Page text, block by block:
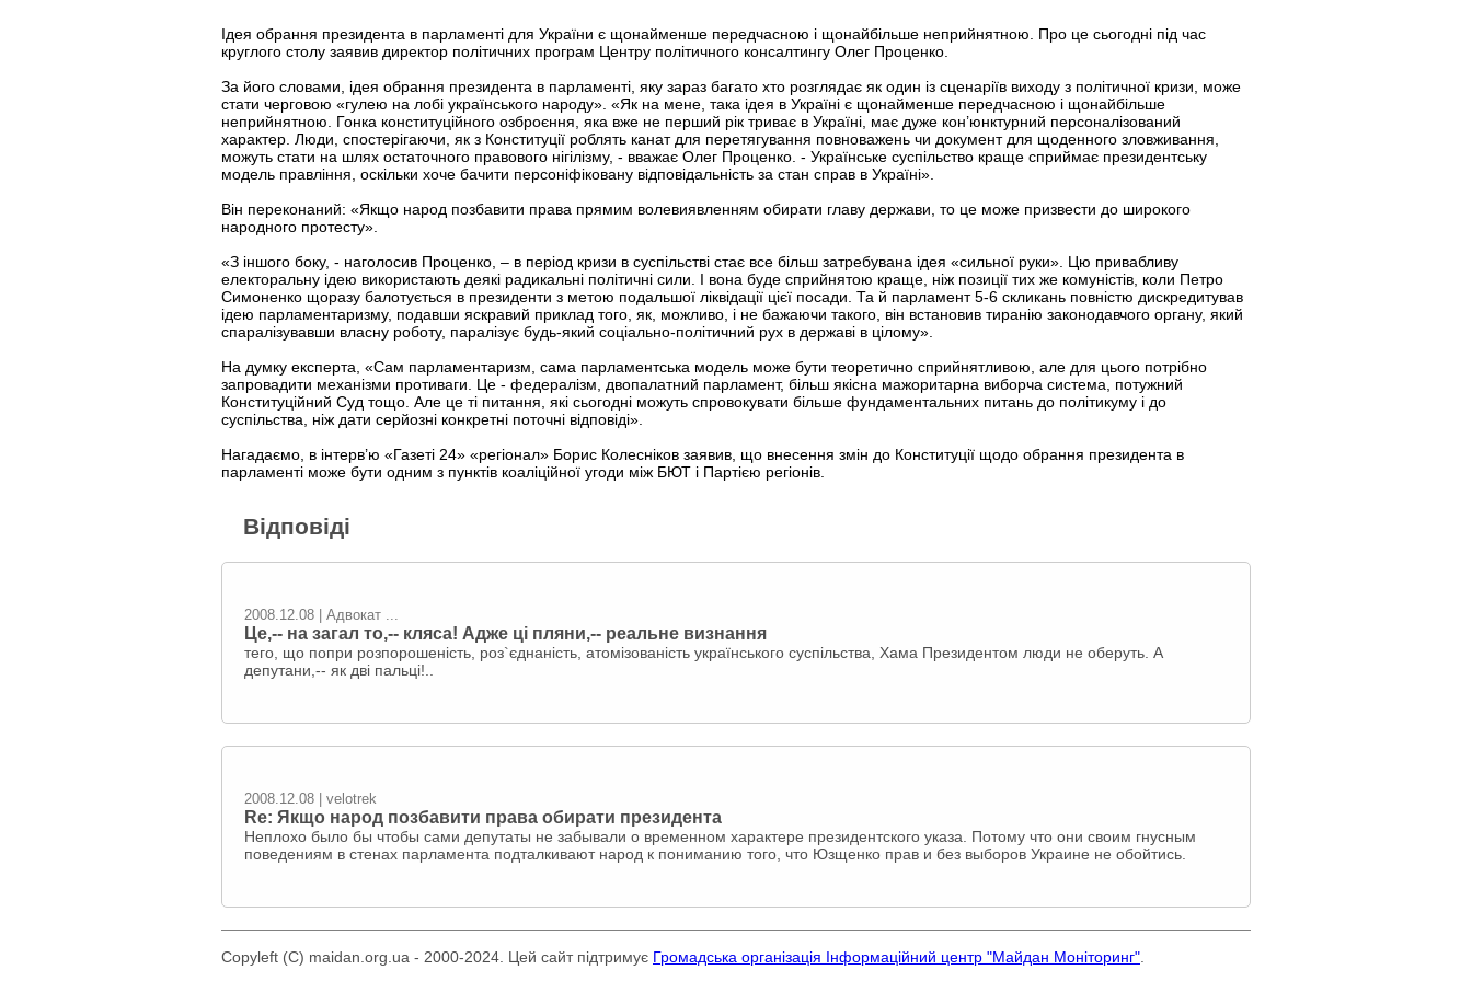
Ідея обрання президента в парламенті для України є щонайменше передчасною і щонайбільше неприйнятною. Про це сьогодні під час
круглого столу заявив директор політичних програм Центру політичного консалтингу Олег Проценко.
За його словами, ідея обрання президента в парламенті, яку зараз багато хто розглядає як один із сценаріїв виходу з політичної кризи, може
стати черговою «гулею на лобі українського народу». «Як на мене, така ідея в Україні є щонайменше передчасною і щонайбільше
неприйнятною. Гонка конституційного озброєння, яка вже не перший рік триває в Україні, має дуже кон’юнктурний персоналізований
характер. Люди, спостерігаючи, як з Конституції роблять канат для перетягування повноважень чи документ для щоденного зловживання,
можуть стати на шлях остаточного правового нігілізму, - вважає Олег Проценко. - Українське суспільство краще сприймає президентську
модель правління, оскільки хоче бачити персоніфіковану відповідальність за стан справ в Україні».
Він переконаний: «Якщо народ позбавити права прямим волевиявленням обирати главу держави, то це може призвести до широкого
народного протесту».
«З іншого боку, - наголосив Проценко, – в період кризи в суспільстві стає все більш затребувана ідея «сильної руки». Цю привабливу
електоральну ідею використають деякі радикальні політичні сили. І вона буде сприйнятою краще, ніж позиції тих же комуністів, коли Петро
Симоненко щоразу балотується в президенти з метою подальшої ліквідації цієї посади. Та й парламент 5-6 скликань повністю дискредитував
ідею парламентаризму, подавши яскравий приклад того, як, можливо, і не бажаючи такого, він встановив тиранію законодавчого органу, який
спаралізувавши власну роботу, паралізує будь-який соціально-політичний рух в державі в цілому».
На думку експерта, «Сам парламентаризм, сама парламентська модель може бути теоретично сприйнятливою, але для цього потрібно
запровадити механізми противаги. Це - федералізм, двопалатний парламент, більш якісна мажоритарна виборча система, потужний
Конституційний Суд тощо. Але це ті питання, які сьогодні можуть спровокувати більше фундаментальних питань до політикуму і до
суспільства, ніж дати серйозні конкретні поточні відповіді».
Нагадаємо, в інтерв’ю «Газеті 24» «регіонал» Борис Колесніков заявив, що внесення змін до Конституції щодо обрання президента в
парламенті може бути одним з пунктів коаліційної угоди між БЮТ і Партією регіонів.
Відповіді
2008.12.08 | Адвокат ...
Це,-- на загал то,-- кляса! Адже ці пляни,-- реальне визнання
тего, що попри розпорошеність, роз`єднаність, атомізованість українського суспільства, Хама Президентом люди не оберуть. А
депутани,-- як дві пальці!..
2008.12.08 | velotrek
Re: Якщо народ позбавити права обирати президента
Неплохо было бы чтобы сами депутаты не забывали о временном характере президентского указа. Потому что они своим гнусным
поведениям в стенах парламента подталкивают народ к пониманию того, что Юзщенко прав и без выборов Украине не обойтись.
Copyleft (C) maidan.org.ua - 2000-2024. Цей сайт підтримує Громадська організація Інформаційний центр "Майдан Моніторинг"